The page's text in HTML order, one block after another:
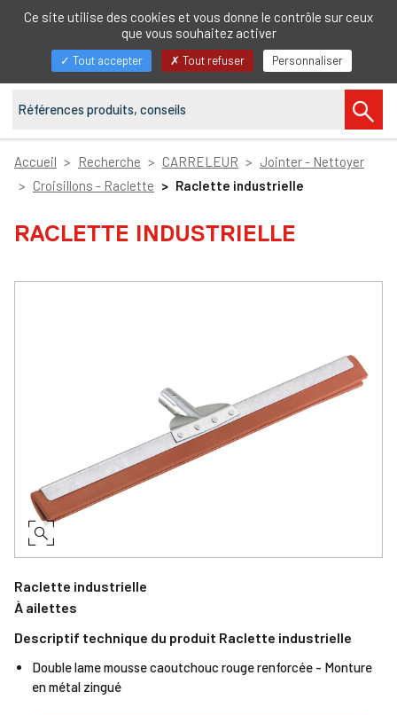
FR
Afficher/masquer
Accueil Recherche CARRELEUR
Jointer - Nettoyer
Croisillons - Raclette
Raclette industrielle
RACLETTE INDUSTRIELLE
Raclette industrielle
À ailettes
Descriptif technique du produit Raclette industrielle
Double lame mousse caoutchouc rouge renforcée - Monture
en métal zingué
Ce site utilise des cookies et vous donne le contrôle sur ceux
que vous souhaitez activer
Tout accepter Tout refuser Personnaliser